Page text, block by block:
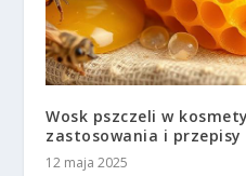
Wosk pszczeli w
zastosowania i przepisy
12 maja 2025